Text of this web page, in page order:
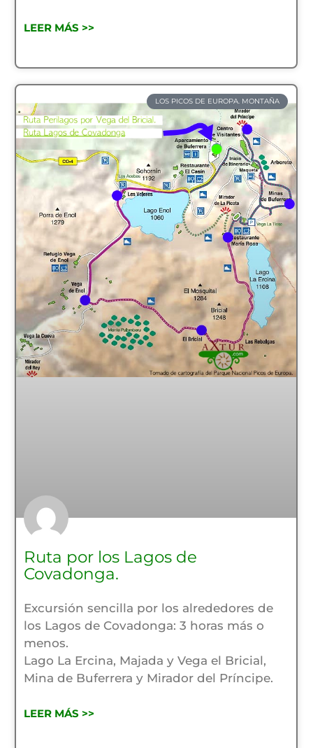
LEER MÁS >>
LOS PICOS DE EUROPA. MONTAÑA
Ruta por los Lagos de
Covadonga.
Excursión sencilla por los alrededores de
los Lagos de Covadonga: 3 horas más o
menos.
Lago La Ercina, Majada y Vega el Bricial,
Mina de Buferrera y Mirador del Príncipe.
LEER MÁS >>